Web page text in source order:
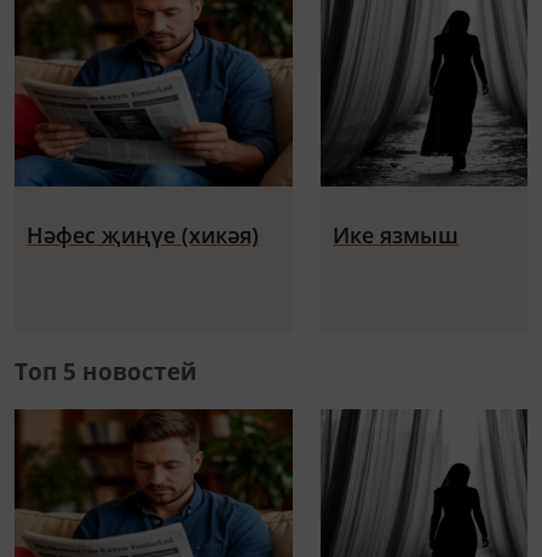
Нәфес җиңүе (хикәя) Ике язмыш
Топ 5 новостей